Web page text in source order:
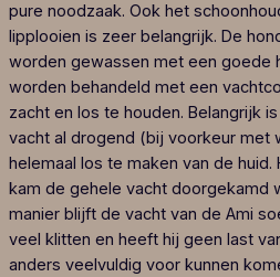
pure noodzaak. Ook het
lipplooien is zeer belangrijk. De
worden gewassen met een goede
worden behandeld met een
zacht en los te houden. Belangrijk
vacht al drogend (bij voorkeur met
helemaal los te maken van de
kam de gehele vacht doorgekamd
manier blijft de vacht van de Ami
veel klitten en heeft hij geen last
anders veelvuldig voor kunnen